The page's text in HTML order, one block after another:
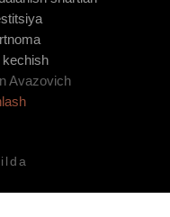
Avazovich